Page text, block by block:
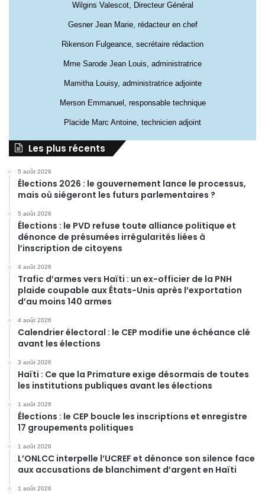
Wilgins Valescot, Directeur Général
Gesner Jean Marie, rédacteur en chef
Rikenson Fulgeance, secrétaire rédaction
Mme Sarode Jean Louis, administratrice
Mamitha Louisy, administratrice adjointe
Merson Emmanuel, responsable technique
Placide Marc Antoine, technicien adjoint
Les plus récents
5 août 2026
Élections 2026 : le gouvernement lance le processus,
mais où siégeront les futurs parlementaires ?
5 août 2026
Élections : le PVD refuse toute alliance politique et
dénonce de présumées irrégularités liées à
l’inscription de citoyens
4 août 2026
Trafic d’armes vers Haïti : un ex-officier de la PNH
plaide coupable aux États-Unis après l’exportation
d’au moins 140 armes
4 août 2026
Calendrier électoral : le CEP modifie une échéance clé
avant les élections
3 août 2026
Haïti : Ce que la Primature exige désormais de toutes
les institutions publiques avant les élections
1 août 2026
Élections : le CEP boucle les inscriptions et enregistre
17 groupements politiques
1 août 2026
L’ONLCC interpelle l’UCREF et dénonce son silence face
aux accusations de blanchiment d’argent en Haïti
1 août 2026